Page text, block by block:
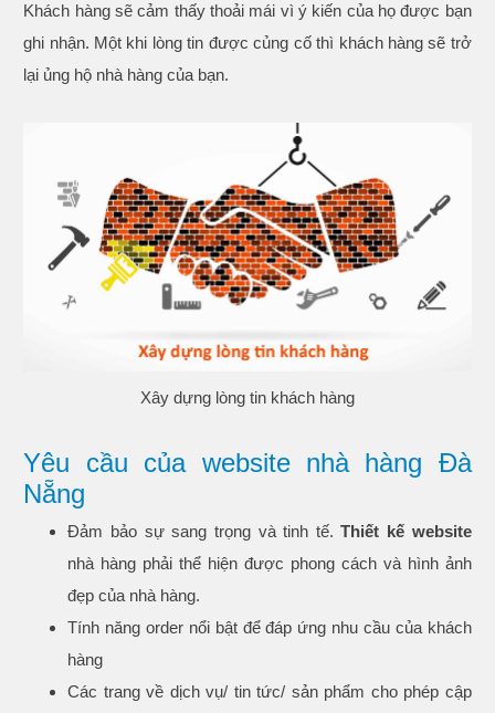
Khách hàng sẽ cảm thấy thoải mái vì ý kiến của họ được bạn
ghi nhận. Một khi lòng tin được củng cố thì khách hàng sẽ trở
lại ủng hộ nhà hàng của bạn.
Xây dựng lòng tin khách hàng
Yêu cầu của website nhà hàng Đà
Nẵng
Đảm bảo sự sang trọng và tinh tế.Thiết kế website
nhà hàng phải thể hiện được phong cách và hình ảnh
đẹp của nhà hàng.
Tính năng order nổi bật để đáp ứng nhu cầu của khách
hàng
Các trang về dịch vụ/ tin tức/ sản phẩm cho phép cập